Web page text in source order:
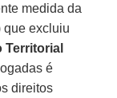
medida da
que excluiu
Territorial
é
direitos